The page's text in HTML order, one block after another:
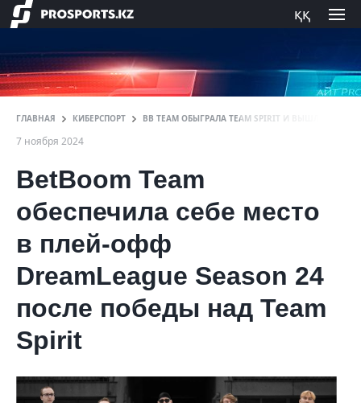
ққ
ГЛАВНАЯ КИБЕРСПОРТ BB TEAM ОБЫГРАЛА TEAM SPIRIT И ВЫШЛА В ПЛЕЙ-
7 ноября 2024
BetBoom Team
обеспечила себе место
в плей-офф
DreamLeague Season 24
после победы над Team
Spirit